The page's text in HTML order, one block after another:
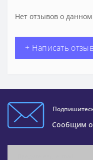
Нет отзывов о
+ Написать отзыв
Сообщим о